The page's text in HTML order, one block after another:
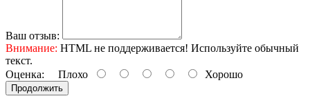
Ваш отзыв:
Внимание: HTML не поддерживается! Используйте обычный
текст.
Оценка: Плохо Хорошо
Продолжить